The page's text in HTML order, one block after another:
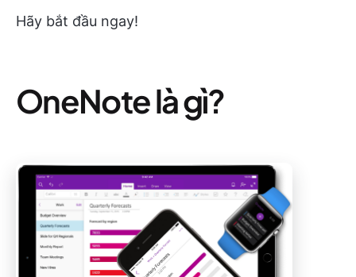
Hãy bắt đầu ngay!
OneNote là gì?